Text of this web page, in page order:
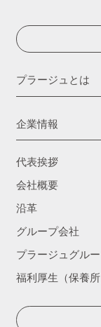
プラージュとは
企業情報
代表挨拶
会社概要
沿革
グループ会社
プラージュグル
福利厚生（保養所